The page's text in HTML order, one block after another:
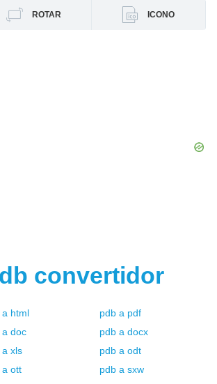
ROTAR ICONO
convertidor
a html pdb a pdf
a doc pdb a docx
a xls pdb a odt
a ott pdb a sxw